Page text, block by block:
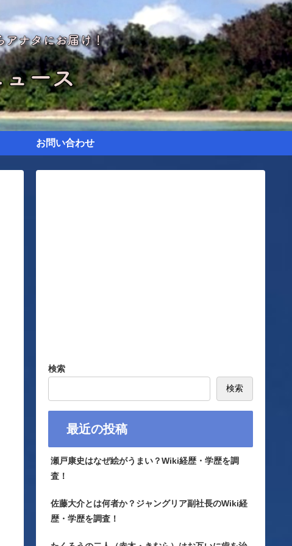
お問い合わせ
検索
検索
最近の投稿
瀬戸康史はなぜ絵がうまい？Wiki経歴・学歴を調
査！
佐藤大介とは何者か？ジャングリア副社長のWiki経
歴・学歴を調査！